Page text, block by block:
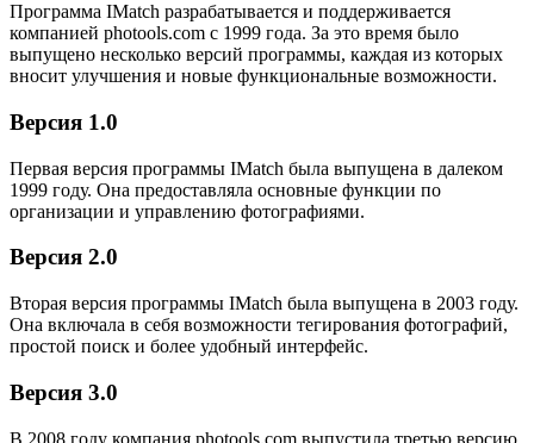
Программа IMatch разрабатывается и поддерживается
компанией photools.com с 1999 года. За это время было
выпущено несколько версий программы, каждая из которых
вносит улучшения и новые функциональные возможности.
Версия 1.0
Первая версия программы IMatch была выпущена в далеком
1999 году. Она предоставляла основные функции по
организации и управлению фотографиями.
Версия 2.0
Вторая версия программы IMatch была выпущена в 2003 году.
Она включала в себя возможности тегирования фотографий,
простой поиск и более удобный интерфейс.
Версия 3.0
В 2008 году компания photools.com выпустила третью версию